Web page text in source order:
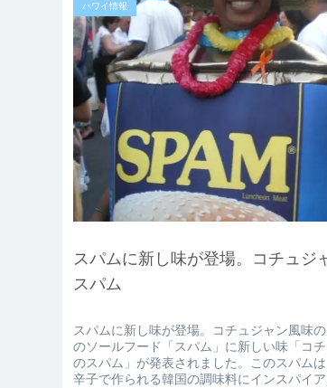
ハワイ情報
スパムに新し味が登場。コチュジ
スパム
スパムに新し味が登場。コチュジャン風味
のソールフード「スパム」に新しい味「コ
のスパム」が発表されました。このスパム
辛子で作られる韓国の調味料にインスパイア